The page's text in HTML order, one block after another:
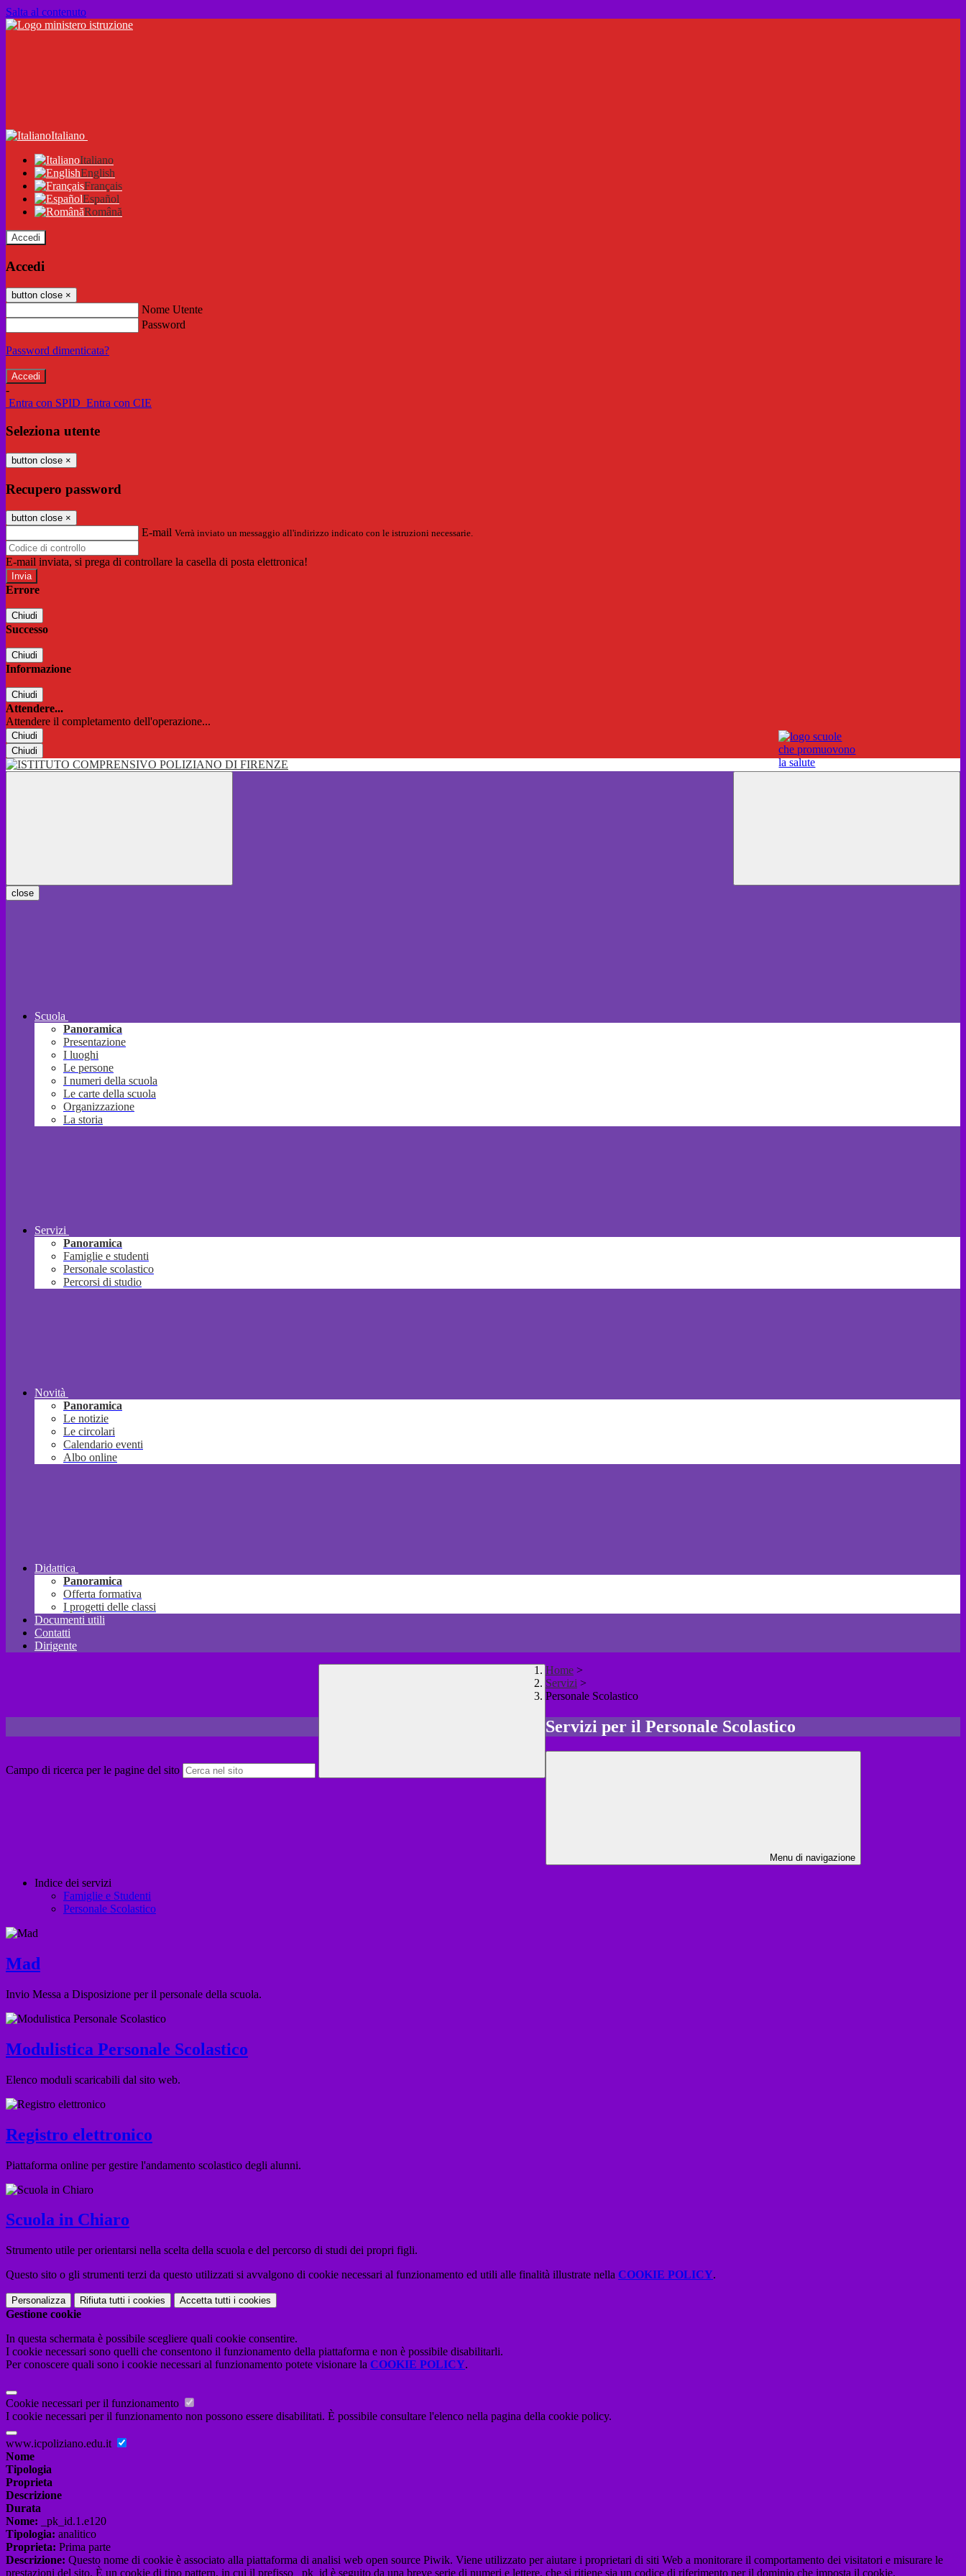
Salta al contenuto
Italiano
Italiano
English
Français
Español
Română
Accedi
Accedi
button close ×
Nome Utente
Password
Password dimenticata?
-
Entra con SPID Entra con CIE
Seleziona utente
button close ×
Recupero password
button close ×
E-mail Verrà inviato un messaggio all'indirizzo indicato con le istruzioni necessarie.
E-mail inviata, si prega di controllare la casella di posta elettronica!
Errore
Chiudi
Successo
Chiudi
Informazione
Chiudi
Attendere...
Attendere il completamento dell'operazione...
Chiudi
Chiudi
close
Scuola
Panoramica
Presentazione
I luoghi
Le persone
I numeri della scuola
Le carte della scuola
Organizzazione
La storia
Servizi
Panoramica
Famiglie e studenti
Personale scolastico
Percorsi di studio
Novità
Panoramica
Le notizie
Le circolari
Calendario eventi
Albo online
Didattica
Panoramica
Offerta formativa
I progetti delle classi
Documenti utili
Contatti
Dirigente
Campo di ricerca per le pagine del sito
Home >
Servizi >
Personale Scolastico
Servizi per il Personale Scolastico
Menu di navigazione
Indice dei servizi
Famiglie e Studenti
Personale Scolastico
Mad
Invio Messa a Disposizione per il personale della scuola.
Modulistica Personale Scolastico
Elenco moduli scaricabili dal sito web.
Registro elettronico
Piattaforma online per gestire l'andamento scolastico degli alunni.
Scuola in Chiaro
Strumento utile per orientarsi nella scelta della scuola e del percorso di studi dei propri figli.
Questo sito o gli strumenti terzi da questo utilizzati si avvalgono di cookie necessari al funzionamento ed utili alle finalità illustrate nella COOKIE POLICY.
Personalizza Rifiuta tutti i cookies Accetta tutti i cookies
Gestione cookie
In questa schermata è possibile scegliere quali cookie consentire.
I cookie necessari sono quelli che consentono il funzionamento della piattaforma e non è possibile disabilitarli.
Per conoscere quali sono i cookie necessari al funzionamento potete visionare la COOKIE POLICY.
Cookie necessari per il funzionamento
I cookie necessari per il funzionamento non possono essere disabilitati. È possibile consultare l'elenco nella pagina della cookie policy.
www.icpoliziano.edu.it
Nome
Tipologia
Proprieta
Descrizione
Durata
Nome: _pk_id.1.e120
Tipologia: analitico
Proprieta: Prima parte
Descrizione: Questo nome di cookie è associato alla piattaforma di analisi web open source Piwik. Viene utilizzato per aiutare i proprietari di siti Web a monitorare il comportamento dei visitatori e misurare le
prestazioni del sito. È un cookie di tipo pattern, in cui il prefisso _pk_id è seguito da una breve serie di numeri e lettere, che si ritiene sia un codice di riferimento per il dominio che imposta il cookie.